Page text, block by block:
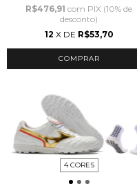
R$476,91 com PIX (10% de
desconto)
12 X DE R$53,70
COMPRAR
4 CORES